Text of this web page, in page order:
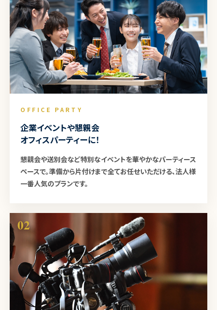
OFFICE PARTY
企業イベントや懇親会
オフィスパーティーに！
懇親会や送別会など特別なイベントを華やかなパーティース
ペースで。準備から片付けまで全てお任せいただける、法人様
一番人気のプランです。
02